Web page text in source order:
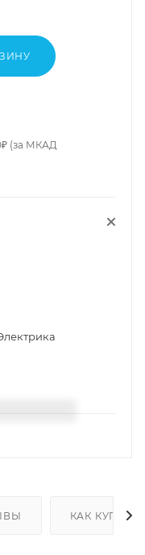
(за МКАД
КАК КУПИТЬ